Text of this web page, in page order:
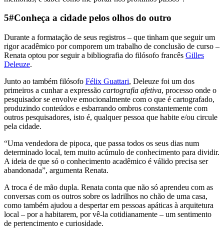
5#Conheça a cidade pelos olhos do outro
Durante a formatação de seus registros – que tinham que seguir um
rigor acadêmico por comporem um trabalho de conclusão de curso –
Renata optou por seguir a bibliografia do filósofo francês Gilles
Deleuze.
Junto ao também filósofo Félix Guattari, Deleuze foi um dos
primeiros a cunhar a expressão cartografia afetiva, processo onde o
pesquisador se envolve emocionalmente com o que é cartografado,
produzindo conteúdos e esbarrando ombros constantemente com
outros pesquisadores, isto é, qualquer pessoa que habite e/ou circule
pela cidade.
“Uma vendedora de pipoca, que passa todos os seus dias num
determinado local, tem muito acúmulo de conhecimento para dividir.
A ideia de que só o conhecimento acadêmico é válido precisa ser
abandonada”, argumenta Renata.
A troca é de mão dupla. Renata conta que não só aprendeu com as
conversas com os outros sobre os ladrilhos no chão de uma casa,
como também ajudou a despertar em pessoas apáticas à arquitetura
local – por a habitarem, por vê-la cotidianamente – um sentimento
de pertencimento e curiosidade.